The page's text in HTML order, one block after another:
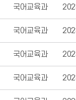
국어교육과
국어교육과
국어교육과
국어교육과